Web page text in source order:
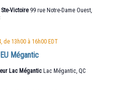
Victoire 99 rue Notre-Dame Ouest,
Mégantic
de 13h00à 16h00 EDT
Lac Mégantic Lac Mégantic, QC